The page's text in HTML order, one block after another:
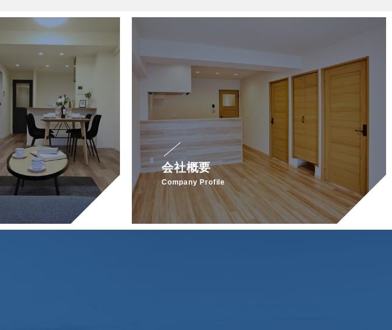
会社概要
Company Profile